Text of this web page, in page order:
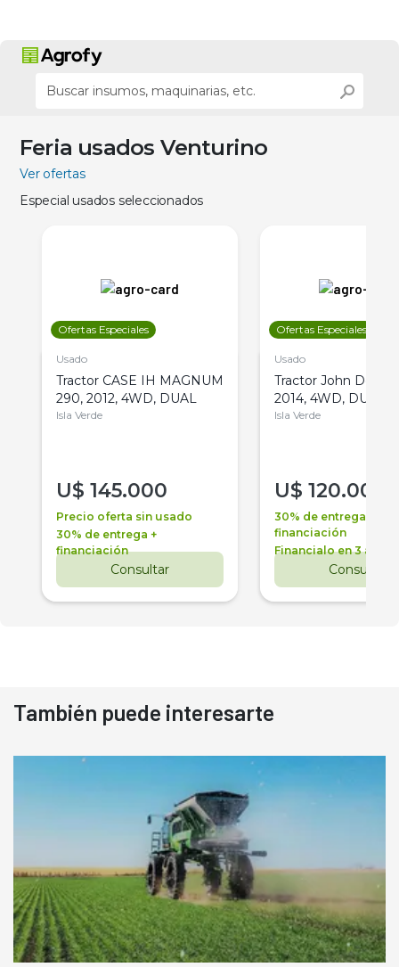
Feria usados Venturino
Ver ofertas
Especial usados seleccionados
Ofertas Especiales
Usado
Tractor CASE IH MAGNUM
290, 2012, 4WD, DUAL
Isla Verde
U$ 145.000
Precio oferta sin usado
30% de entrega +
financiación
Consultar
Ofertas Especiales
Usado
Tractor John Deere
2014, 4WD, DUAL
Isla Verde
U$ 120.000
30% de entrega +
financiación
Financialo en 3 años
Consultar
También puede interesarte